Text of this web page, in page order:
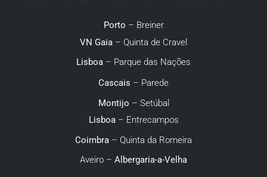
Porto – Breiner
VN Gaia– Quinta de Cravel
Lisboa – Parque das Nações
Cascais – Parede
Montijo – Setúbal
Lisboa– Entrecampos
Coimbra – Quinta da Romeira
Aveiro – Albergaria-a-Velha